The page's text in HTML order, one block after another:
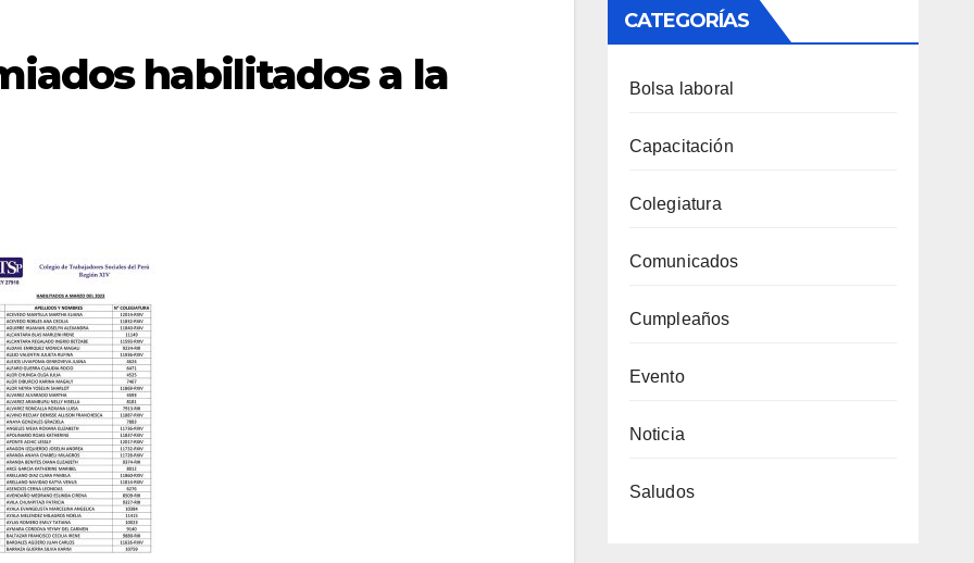
habilitados a la
CATEGORÍAS
Bolsa laboral
Capacitación
Colegiatura
Comunicados
Cumpleaños
Evento
Noticia
Saludos